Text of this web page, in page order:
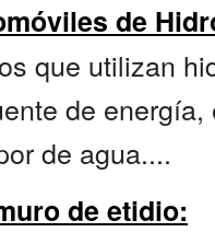
de
que utilizan
de energía,
de agua....
de etidio: